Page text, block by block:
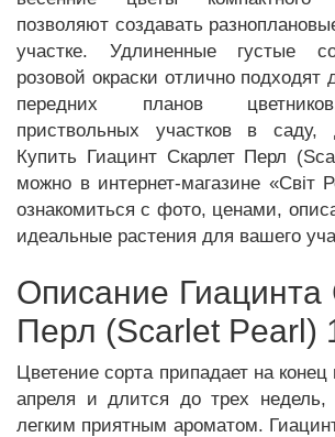
позволяют создавать
участке. Удлиненные густые
розовой окраски отлично
передних планов
приствольных участков в
Купить Гиацинт Скарлет Перл
можно в интернет-магазине «Світ
ознакомиться с фото, ценами,
идеальные растения для вашего
Описание Гиацинта
Перл (Scarlet Pearl)
Цветение сорта припадает на
апреля и длится до трех недель,
легким приятным ароматом.